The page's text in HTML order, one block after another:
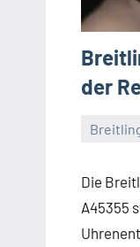
der
Die
A45355